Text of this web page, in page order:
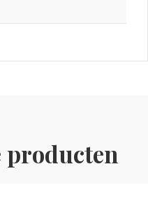
producten